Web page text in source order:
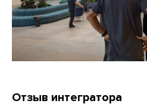
Отзыв интегратора